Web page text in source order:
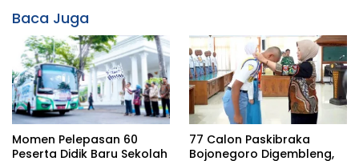
Baca Juga
Momen Pelepasan 60
Peserta Didik Baru Sekolah
77 Calon Paskibraka
Bojonegoro Digembleng,